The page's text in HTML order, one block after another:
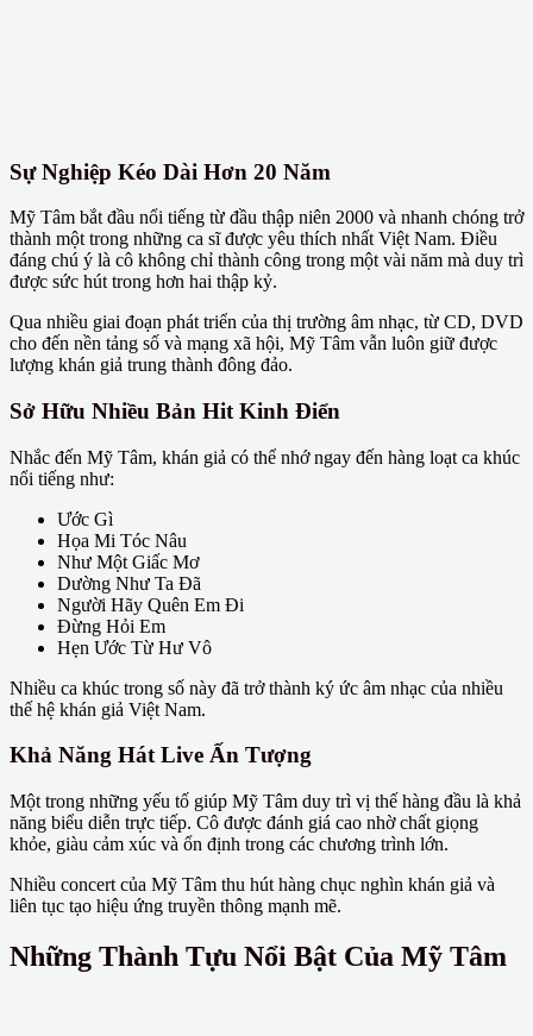
Sự Nghiệp Kéo Dài Hơn 20 Năm
Mỹ Tâm bắt đầu nổi tiếng từ đầu thập niên 2000 và nhanh chóng trở
thành một trong những ca sĩ được yêu thích nhất Việt Nam. Điều
đáng chú ý là cô không chỉ thành công trong một vài năm mà duy trì
được sức hút trong hơn hai thập kỷ.
Qua nhiều giai đoạn phát triển của thị trường âm nhạc, từ CD, DVD
cho đến nền tảng số và mạng xã hội, Mỹ Tâm vẫn luôn giữ được
lượng khán giả trung thành đông đảo.
Sở Hữu Nhiều Bản Hit Kinh Điển
Nhắc đến Mỹ Tâm, khán giả có thể nhớ ngay đến hàng loạt ca khúc
nổi tiếng như:
Ước Gì
Họa Mi Tóc Nâu
Như Một Giấc Mơ
Dường Như Ta Đã
Người Hãy Quên Em Đi
Đừng Hỏi Em
Hẹn Ước Từ Hư Vô
Nhiều ca khúc trong số này đã trở thành ký ức âm nhạc của nhiều
thế hệ khán giả Việt Nam.
Khả Năng Hát Live Ấn Tượng
Một trong những yếu tố giúp Mỹ Tâm duy trì vị thế hàng đầu là khả
năng biểu diễn trực tiếp. Cô được đánh giá cao nhờ chất giọng
khỏe, giàu cảm xúc và ổn định trong các chương trình lớn.
Nhiều concert của Mỹ Tâm thu hút hàng chục nghìn khán giả và
liên tục tạo hiệu ứng truyền thông mạnh mẽ.
Những Thành Tựu Nổi Bật Của Mỹ Tâm